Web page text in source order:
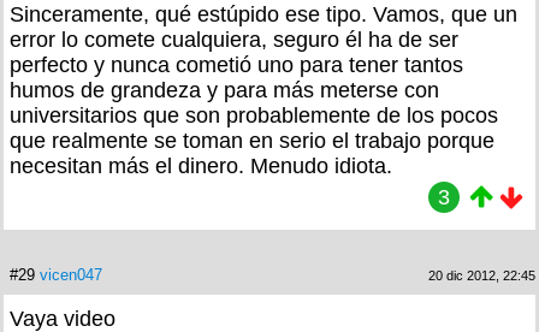
Sinceramente, qué estúpido ese tipo. Vamos, que un
error lo comete cualquiera, seguro él ha de ser
perfecto y nunca cometió uno para tener tantos
humos de grandeza y para más meterse con
universitarios que son probablemente de los pocos
que realmente se toman en serio el trabajo porque
necesitan más el dinero. Menudo idiota.
3
#29 vicen047 20 dic 2012, 22:45
Vaya video